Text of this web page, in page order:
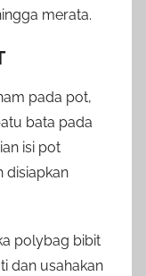
merata.
pada pot,
bata pada
isi pot
disiapkan
polybag bibit
dan usahakan